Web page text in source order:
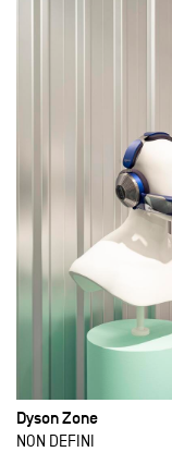
Dyson Zone
NON DEFINI